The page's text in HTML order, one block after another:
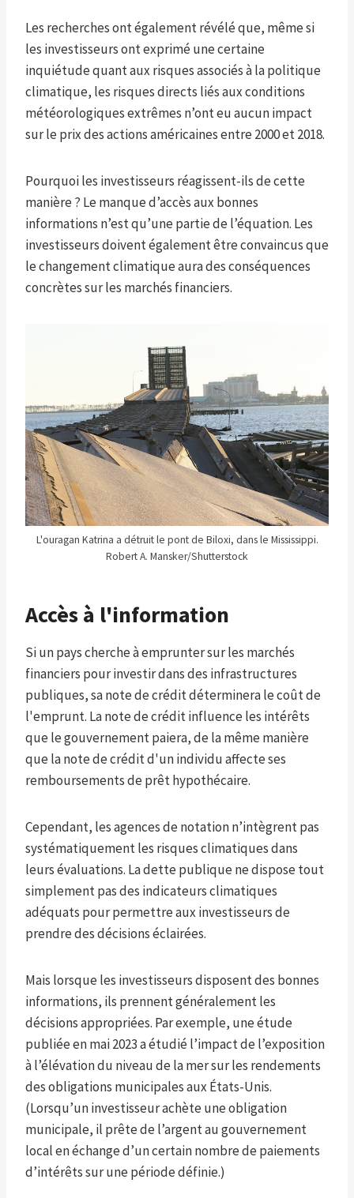
Les recherches ont également révélé que, même si
les investisseurs ont exprimé une certaine
inquiétude quant aux risques associés à la politique
climatique, les risques directs liés aux conditions
météorologiques extrêmes n’ont eu aucun impact
sur le prix des actions américaines entre 2000 et 2018.
Pourquoi les investisseurs réagissent-ils de cette
manière ? Le manque d’accès aux bonnes
informations n’est qu’une partie de l’équation. Les
investisseurs doivent également être convaincus que
le changement climatique aura des conséquences
concrètes sur les marchés financiers.
L'ouragan Katrina a détruit le pont de Biloxi, dans le Mississippi.
Robert A. Mansker/Shutterstock
Accès à l'information
Si un pays cherche à emprunter sur les marchés
financiers pour investir dans des infrastructures
publiques, sa note de crédit déterminera le coût de
l'emprunt. La note de crédit influence les intérêts
que le gouvernement paiera, de la même manière
que la note de crédit d'un individu affecte ses
remboursements de prêt hypothécaire.
Cependant, les agences de notation n’intègrent pas
systématiquement les risques climatiques dans
leurs évaluations. La dette publique ne dispose tout
simplement pas des indicateurs climatiques
adéquats pour permettre aux investisseurs de
prendre des décisions éclairées.
Mais lorsque les investisseurs disposent des bonnes
informations, ils prennent généralement les
décisions appropriées. Par exemple, une étude
publiée en mai 2023 a étudié l’impact de l’exposition
à l’élévation du niveau de la mer sur les rendements
des obligations municipales aux États-Unis.
(Lorsqu’un investisseur achète une obligation
municipale, il prête de l’argent au gouvernement
local en échange d’un certain nombre de paiements
d’intérêts sur une période définie.)